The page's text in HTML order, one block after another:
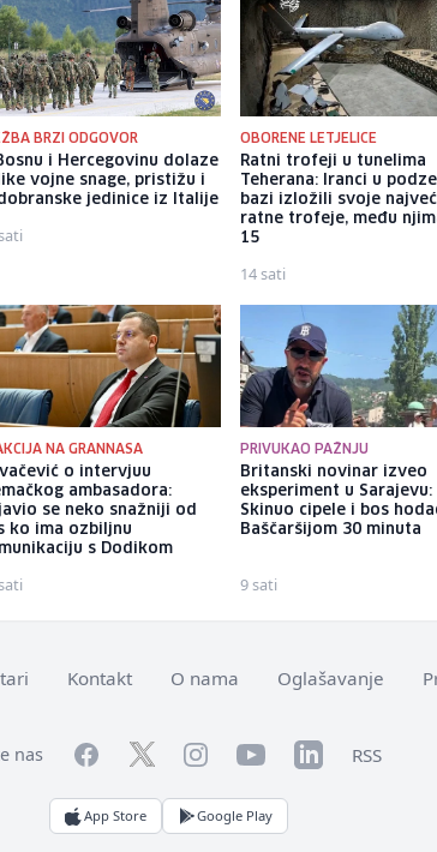
BRZI ODGOVOR
i Hercegovinu dolaze
vojne snage, pristižu i
jedinice iz Italije
OBORENE LETJELICE
Ratni trofeji u tunelima
Teherana: Iranci u
bazi izložili svoje
ratne trofeje, među
15
14 sati
NA GRANNASA
o intervjuu
ambasadora:
se neko snažniji od
ko ima ozbiljnu
s Dodikom
PRIVUKAO PAŽNJU
Britanski novinar izveo
eksperiment u Sarajevu:
Skinuo cipele i bos
Baščaršijom 30 minuta
9 sati
Kontakt O nama Oglašavanje
nas FacebookTwitterInstagramYouTubeLinkedInRSS
App Store Google Play